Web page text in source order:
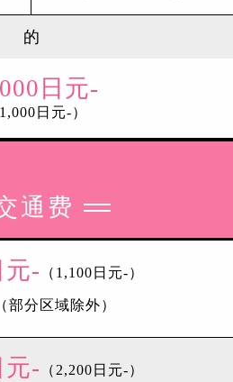
的
日元-
日元-）
通费
元- （1,100日元-）
部分区域除外）
元- （2,200日元-）